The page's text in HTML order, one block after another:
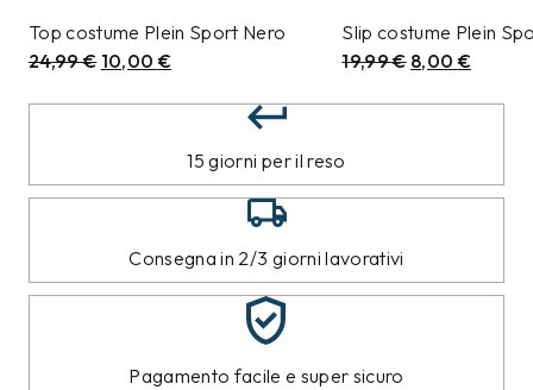
Top costume Plein Sport Nero
24,99€ 10,00 €
Slip costume Plein
19,99€ 8,00 €
15 giorni per il reso
Consegna in 2/3 giorni lavorativi
Pagamento facile e super sicuro